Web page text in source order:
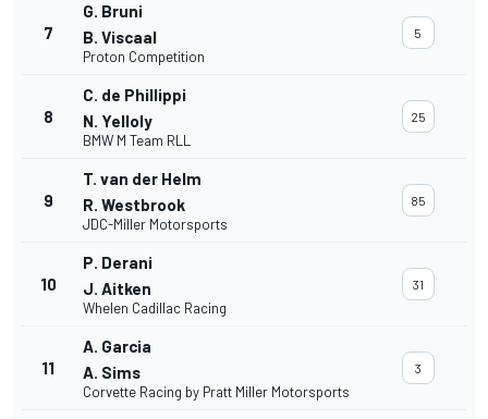
7
G. Bruni
B. Viscaal
Proton Competition
5
8
C. de Phillippi
N. Yelloly
BMW M Team RLL
25
9
T. van der Helm
R. Westbrook
JDC-Miller Motorsports
85
10
P. Derani
J. Aitken
Whelen Cadillac Racing
31
11
A. Garcia
A. Sims
Corvette Racing by Pratt Miller Motorsports
3